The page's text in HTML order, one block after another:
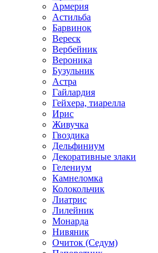
Армерия
Астильбa
Барвинок
Вереск
Вербейник
Вероника
Бузульник
Астра
Гайлардия
Гейхера, тиарелла
Ирис
Живучка
Гвоздика
Дельфиниум
Декоративные злаки
Гелениум
Камнеломка
Колокольчик
Лиатрис
Лилейник
Монарда
Нивяник
Очиток (Седум)